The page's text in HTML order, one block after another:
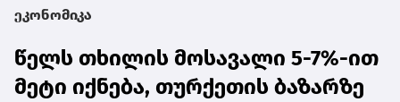
ეკონომიკა
წელს თხილის მოსავალი 5-7%-ით
მეტი იქნება, თურქეთის ბაზარზე